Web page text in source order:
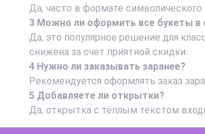
Да, часто в формате символического
3 Можно ли оформить все букеты в
Да, это популярное решение для
снижена за счет приятной скидки.
4 Нужно ли заказывать заранее?
Рекомендуется оформлять заказ
5 Добавляете ли открытки?
Да, открытка с тёплым текстом